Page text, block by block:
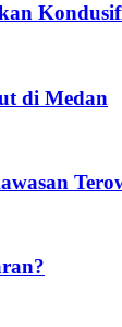
di Medan